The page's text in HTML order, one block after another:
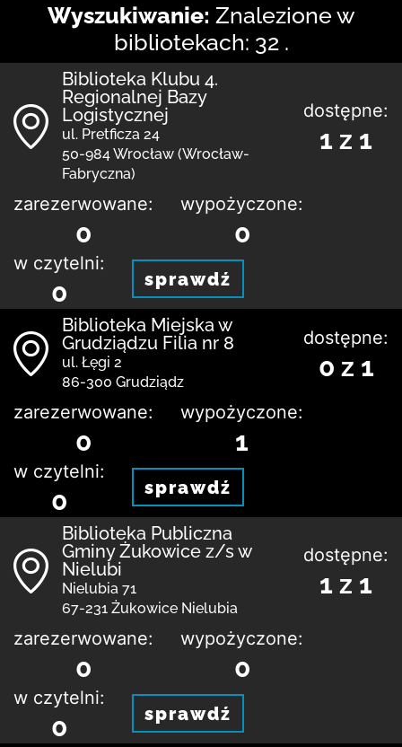
Wyszukiwanie: Znalezione w
bibliotekach: 32 .
Biblioteka Klubu 4.
Regionalnej Bazy
Logistycznej
ul. Pretficza 24
50-984 Wrocław (Wrocław-
Fabryczna)
dostępne:
1 z 1
zarezerwowane:
0
wypożyczone:
0
w czytelni:
0 sprawdź
Biblioteka Miejska w
Grudziądzu Filia nr 8
ul. Łęgi 2
86-300 Grudziądz
dostępne:
0 z 1
zarezerwowane:
0
wypożyczone:
1
w czytelni:
0 sprawdź
Biblioteka Publiczna
Gminy Żukowice z/s w
Nielubi
Nielubia 71
67-231 Żukowice Nielubia
dostępne:
1 z 1
zarezerwowane:
0
wypożyczone:
0
w czytelni:
0 sprawdź